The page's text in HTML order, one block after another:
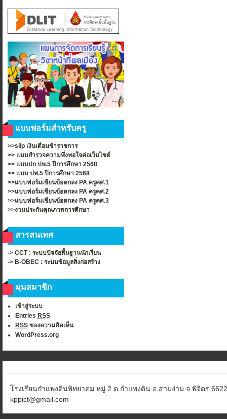
แบบฟอร์มสำหรับครู
>>silp เงินเดือนข้าราชการ
>> แบบสำรวจความพึ่งพอใจต่อเว็บไซต์
>> แบบปก ปพ.5 ปีการศึกษา 2568
>> แบบ ปพ.5 ปีการศึกษา 2568
>>แบบฟอร์มเขียนข้อตกลง PA ครูคศ.1
>>แบบฟอร์มเขียนข้อตกลง PA ครูคศ.2
>>แบบฟอร์มเขียนข้อตกลง PA ครูคศ.3
>>งานประกันคุณภาพการศึกษา
สารสนเทศ
-> CCT : ระบบปัจจัยพื้นฐานนักเรียน
-> B-OBEC : ระบบข้อมูลสิ่งก่อสร้าง
มุมสมาชิก
เข้าสู่ระบบ
Entries RSS
RSS ของความคิดเห็น
WordPress.org
โรงเรียนกำแพงดินพิทยาคม หมู่ 2 ต.กำแพงดิน อ.สามง่าม จ.พิจิตร
kppict@gmail.com